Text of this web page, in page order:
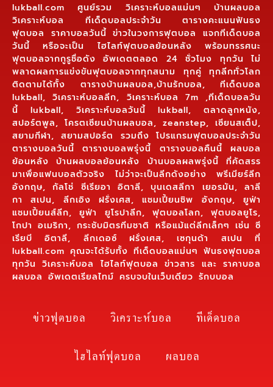
lukball.com ศูนย์รวม วิเคราะห์บอลแม่นๆ บ้านผลบอล
วิเคราะห์บอล ทีเด็ดบอลประจำวัน ตารางคะแนนฟันธง
ฟุตบอล ราคาบอลวันนี้ ข่าวในวงการฟุตบอล แจกทีเด็ดบอล
วันนี้ หรือจะเป็น ไฮไลท์ฟุตบอลย้อนหลัง พร้อมทรรศนะ
ฟุตบอลจากกูรูชื่อดัง อัพเดตตลอด 24 ชั่วโมง ทุกวัน ไม่
พลาดผลการแข่งขันฟุตบอลจากทุกสนาม ทุกคู่ ทุกลีกทั่วโลก
ติดตามได้ทั้ง ตารางบ้านผลบอล,บ้านรักบอล, ทีเด็ดบอล
lukball, วิเคราะห์บอลลีก, วิเคราะห์บอล 7m ,ทีเด็ดบอลวัน
นี้ lukball, วิเคราะห์บอลวันนี้ lukball, ตลาดลูกหนัง,
สปอร์ตพูล, โครตเซียนบ้านผลบอล, zeanstep, เซียนสเต็ป,
สยามกีฬา, สยามสปอร์ต รวมถึง โปรแกรมฟุตบอลประจำวัน
ตารางบอลวันนี้ ตารางบอลพรุ่งนี้ ตารางบอลคืนนี้ ผลบอล
ย้อนหลัง บ้านผลบอลย้อนหลัง บ้านบอลผลพรุ่งนี้ ที่คัดสรร
มาเพื่อแฟนบอลตัวจริง ไม่ว่าจะเป็นลีกดังอย่าง พรีเมียร์ลีก
อังกฤษ, กัลโช่ ซีเรียอา อิตาลี, บุนเดสลีกา เยอรมัน, ลาลี
กา สเปน, ลีกเอิง ฝรั่งเศส, แชมเปี้ยนชิพ อังกฤษ, ยูฟ่า
แชมเปี้ยนส์ลีก, ยูฟ่า ยูโรปาลีก, ฟุตบอลโลก, ฟุตบอลยูโร,
โกปา อเมริกา, กระชับมิตรทีมชาติ หรือแม้แต่ลีกเล็กๆ เช่น ซี
เรียบี อิตาลี, ลีกเดอซ์ ฝรั่งเศส, เซกุนด้า สเปน ที่
lukball.com คุณจะได้รับทั้ง ทีเด็ดบอลแม่นๆ ฟันธงฟุตบอล
ทุกวัน วิเคราะห์บอล ไฮไลท์ฟุตบอล ข่าวสาร และ ราคาบอล
ผลบอล อัพเดตเรียลไทม์ ครบจบในเว็บเดียว รักบบอล
ข่าวฟุตบอล วิเคราะห์บอล
ทีเด็ดบอล
ไฮไลท์ฟุตบอล
ผลบอล